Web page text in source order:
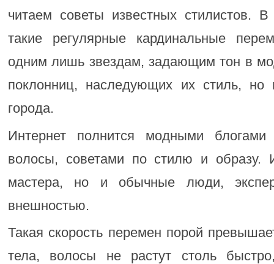
читаем советы известных стилистов.
такие регулярные кардинальные
одним лишь звездам, задающим тон в
поклонниц, наследующих их стиль, но
города.
Интернет полнится модными
волосы, советами по стилю и образу.
мастера, но и обычные люди,
внешностью.
Такая скорость перемен порой
тела, волосы не растут столь